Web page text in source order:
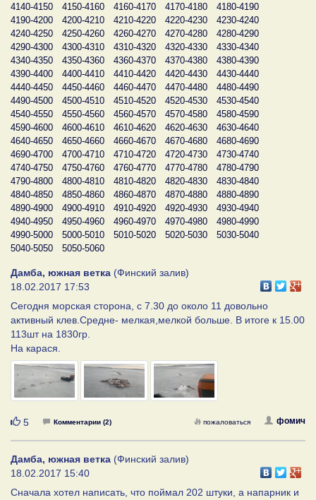
4140-4150
4150-4160 4160-4170 4170-4180
4180-4190
4190-4200
4200-4210 4210-4220 4220-4230
4230-4240
4240-4250
4250-4260 4260-4270 4270-4280
4280-4290
4290-4300
4300-4310 4310-4320 4320-4330
4330-4340
4340-4350
4350-4360 4360-4370 4370-4380
4380-4390
4390-4400
4400-4410 4410-4420 4420-4430
4430-4440
4440-4450
4450-4460 4460-4470 4470-4480
4480-4490
4490-4500
4500-4510 4510-4520 4520-4530
4530-4540
4540-4550
4550-4560 4560-4570 4570-4580
4580-4590
4590-4600
4600-4610 4610-4620 4620-4630
4630-4640
4640-4650
4650-4660 4660-4670 4670-4680
4680-4690
4690-4700
4700-4710 4710-4720 4720-4730
4730-4740
4740-4750
4750-4760 4760-4770 4770-4780
4780-4790
4790-4800
4800-4810 4810-4820 4820-4830
4830-4840
4840-4850
4850-4860 4860-4870 4870-4880
4880-4890
4890-4900
4900-4910 4910-4920 4920-4930
4930-4940
4940-4950
4950-4960 4960-4970 4970-4980
4980-4990
4990-5000
5000-5010 5010-5020 5020-5030
5030-5040
5040-5050
5050-5060
Дамба, южная ветка (Финский залив)
18.02.2017 17:53
Сегодня морская сторона, с 7.30 до около 11 довольно
активный клев.Средне- мелкая,мелкой больше. В итоге к 15.00
113шт на 1830гр.
На карася.
Нравится
5 Комментарии (2) фомич
пожаловаться
Дамба, южная ветка (Финский залив)
18.02.2017 15:40
Сначала хотел написать, что поймал 202 штуки, а напарник и